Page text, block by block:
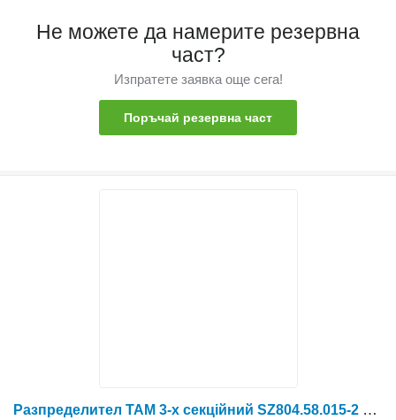
Не можете да намерите резервна
част?
Изпратете заявка още сега!
Поръчай резервна част
Разпределител TAM 3-х секційний SZ804.58.015-2 за колесен трактор YTO X804/X904/LX954/NLX1024/NLX1054/X1204